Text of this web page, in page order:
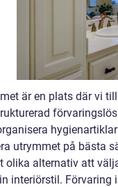
är en plats där vi
utrymmet på bästa
olika alternativ att
interiörstil. Förvaring